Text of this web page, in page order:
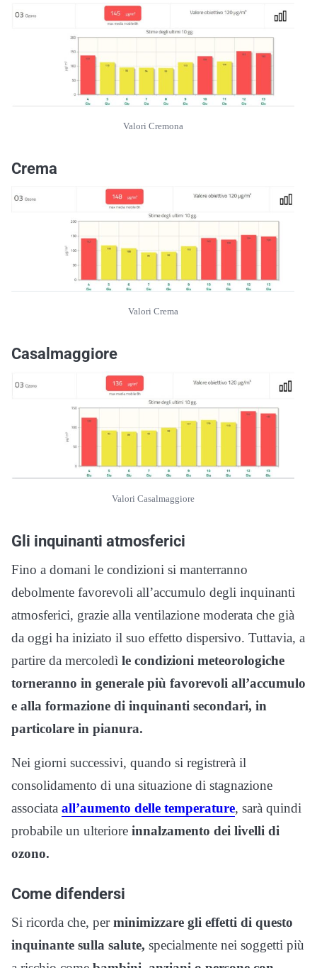
Valori Cremona
Crema
Valori Crema
Casalmaggiore
Valori Casalmaggiore
Gli inquinanti atmosferici
Fino a domani le condizioni si manterranno
debolmente favorevoli all’accumulo degli inquinanti
atmosferici, grazie alla ventilazione moderata che già
da oggi ha iniziato il suo effetto dispersivo. Tuttavia, a
partire da mercoledì le condizioni meteorologiche
torneranno in generale più favorevoli all’accumulo
e alla formazione di inquinanti secondari, in
particolare in pianura.
Nei giorni successivi, quando si registrerà il
consolidamento di una situazione di stagnazione
associata all’aumento delle temperature, sarà quindi
probabile un ulteriore innalzamento dei livelli di
ozono.
Come difendersi
Si ricorda che, perminimizzare gli effetti di questo
inquinante sulla salute, specialmente nei soggetti più